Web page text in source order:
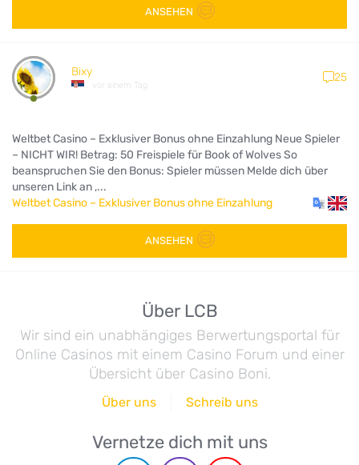
ANSEHEN
Bixy
vor einem Tag
25
Weltbet Casino – Exklusiver Bonus ohne Einzahlung Neue Spieler
– NICHT WIR! Betrag: 50 Freispiele für Book of Wolves So
beanspruchen Sie den Bonus: Spieler müssen Melde dich über
unseren Link an ,...
Weltbet Casino – Exklusiver Bonus ohne Einzahlung
ANSEHEN
Über LCB
Wir sind ein unabhängiges Berwertungsportal für
Online Casinos mit einem Casino Forum und einer
Übersicht über Casino Boni.
Über uns Schreib uns
Vernetze dich mit uns